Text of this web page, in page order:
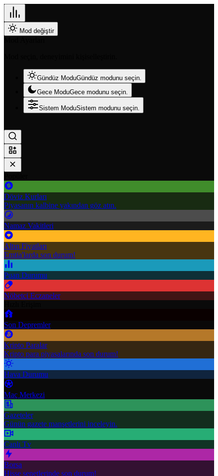
Mod değiştir
Gündüz ModuGündüz modunu seçin.
Gece ModuGece modunu seçin.
Sistem ModuSistem modunu seçin.
Döviz Kurları
Piyasanın kalbine yakından göz atın.
Namaz Vakitleri
Altın Fiyatları
Emtia'larda son durum!
Puan Durumu
Nöbetçi Eczaneler
Son Depremler
Kripto Paralar
Kripto para piyasalarında son durum!
Hava Durumu
Maç Merkezi
Gazeteler
Günün gazete manşetlerini inceleyin.
Canlı Tv
Borsa
Hisse senetlerinde son durum!